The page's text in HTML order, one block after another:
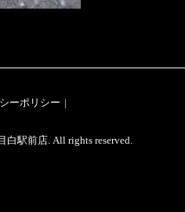
ーポリシー
駅前店. All rights reserved.